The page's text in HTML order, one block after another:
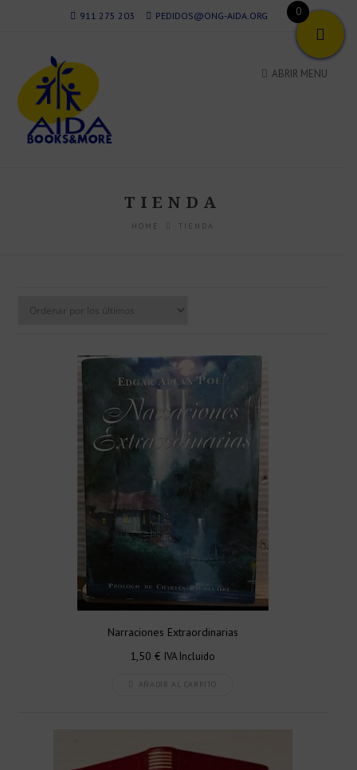
911 275 203 PEDIDOS@ONG-AIDA.ORG
ABRIR MENU
TIENDA
HOME TIENDA
Narraciones Extraordinarias
1,50 € IVA Incluido
AÑADIR AL CARRITO
0